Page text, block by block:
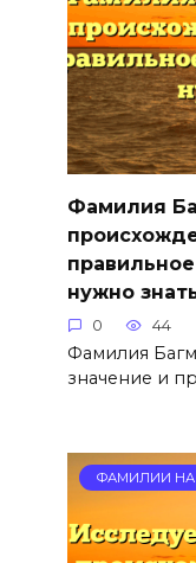
Фамилия
нужно
0 44
Фамилия
значение и
ФАМИЛИИ НА